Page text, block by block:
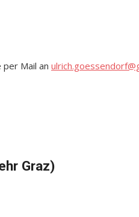
Mail an
Graz)